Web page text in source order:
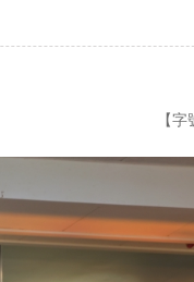
【字